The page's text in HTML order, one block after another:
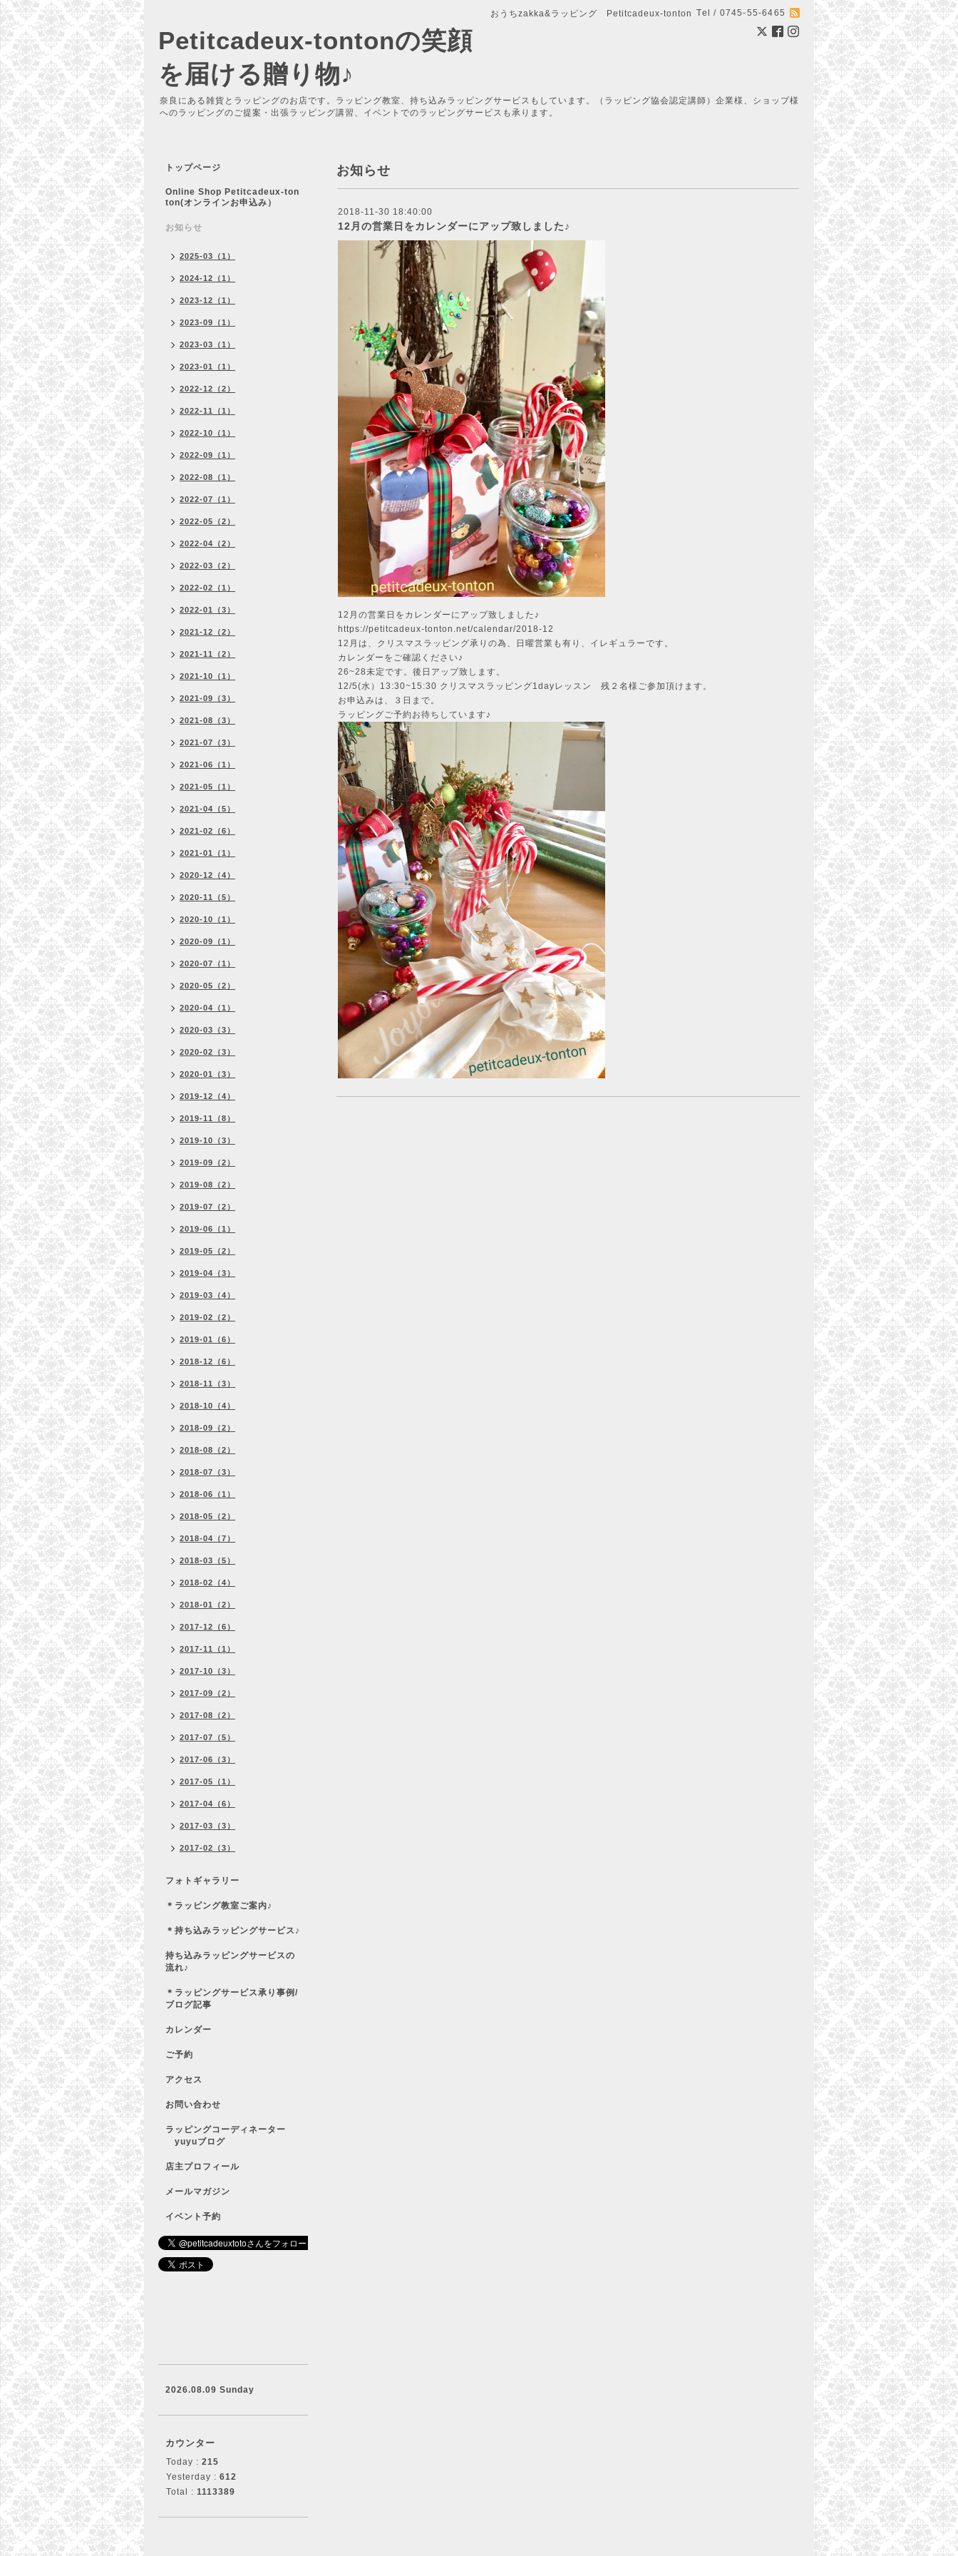
おうちzakka&ラッピング Petitcadeux-tonton Tel / 0745-55-6465
Petitcadeux-tontonの笑顔
を届ける贈り物♪
奈良にある雑貨とラッピングのお店です。ラッピング教室、持ち込みラッピングサービスもしています。（ラッピング協会認定講師）企業様、ショップ様
へのラッピングのご提案・出張ラッピング講習、イベントでのラッピングサービスも承ります。
お知らせ
2018-11-30 18:40:00
12月の営業日をカレンダーにアップ致しました♪
12月の営業日をカレンダーにアップ致しました♪
https://petitcadeux-tonton.net/calendar/2018-12
12月は、クリスマスラッピング承りの為、日曜営業も有り、イレギュラーです。
カレンダーをご確認ください♪
26~28未定です。後日アップ致します。
12/5(水）13:30~15:30 クリスマスラッピング1dayレッスン 残２名様ご参加頂けます。
お申込みは、３日まで。
ラッピングご予約お待ちしています♪
トップページ
Online Shop Petitcadeux-ton
ton(オンラインお申込み）
お知らせ
2025-03（1）
2024-12（1）
2023-12（1）
2023-09（1）
2023-03（1）
2023-01（1）
2022-12（2）
2022-11（1）
2022-10（1）
2022-09（1）
2022-08（1）
2022-07（1）
2022-05（2）
2022-04（2）
2022-03（2）
2022-02（1）
2022-01（3）
2021-12（2）
2021-11（2）
2021-10（1）
2021-09（3）
2021-08（3）
2021-07（3）
2021-06（1）
2021-05（1）
2021-04（5）
2021-02（6）
2021-01（1）
2020-12（4）
2020-11（5）
2020-10（1）
2020-09（1）
2020-07（1）
2020-05（2）
2020-04（1）
2020-03（3）
2020-02（3）
2020-01（3）
2019-12（4）
2019-11（8）
2019-10（3）
2019-09（2）
2019-08（2）
2019-07（2）
2019-06（1）
2019-05（2）
2019-04（3）
2019-03（4）
2019-02（2）
2019-01（6）
2018-12（6）
2018-11（3）
2018-10（4）
2018-09（2）
2018-08（2）
2018-07（3）
2018-06（1）
2018-05（2）
2018-04（7）
2018-03（5）
2018-02（4）
2018-01（2）
2017-12（6）
2017-11（1）
2017-10（3）
2017-09（2）
2017-08（2）
2017-07（5）
2017-06（3）
2017-05（1）
2017-04（6）
2017-03（3）
2017-02（3）
フォトギャラリー
＊ラッピング教室ご案内♪
＊持ち込みラッピングサービス♪
持ち込みラッピングサービスの
流れ♪
＊ラッピングサービス承り事例/
ブログ記事
カレンダー
ご予約
アクセス
お問い合わせ
ラッピングコーディネーター
yuyuブログ
店主プロフィール
メールマガジン
イベント予約
2026.08.09 Sunday
カウンター
Today : 215
Yesterday : 612
Total : 1113389